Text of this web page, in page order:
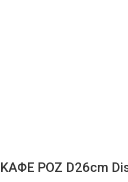
ΡΟΖ D26cm